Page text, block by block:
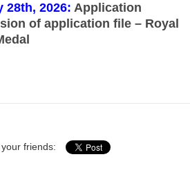
28th, 2026: Application
of application file – Royal
friends: